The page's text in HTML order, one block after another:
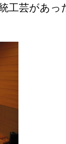
工芸があ